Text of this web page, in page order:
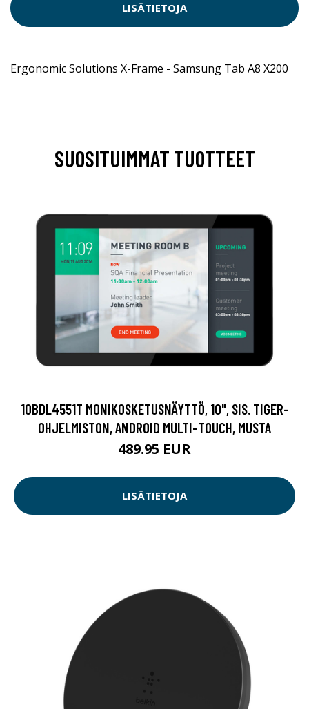
LISÄTIETOJA
Ergonomic Solutions X-Frame - Samsung Tab A8 X200
SUOSITUIMMAT TUOTTEET
10BDL4551T MONIKOSKETUSNÄYTTÖ, 10", SIS. TIGER-
OHJELMISTON, ANDROID MULTI-TOUCH, MUSTA
489.95 EUR
LISÄTIETOJA